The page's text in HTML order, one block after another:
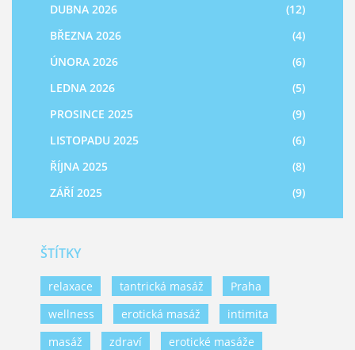
DUBNA 2026
(12)
BŘEZNA 2026
(4)
ÚNORA 2026
(6)
LEDNA 2026
(5)
PROSINCE 2025
(9)
LISTOPADU 2025
(6)
ŘÍJNA 2025
(8)
ZÁŘÍ 2025
(9)
ŠTÍTKY
relaxace tantrická masáž
Praha
wellness
erotická masáž
intimita
masáž
zdraví
erotické masáže